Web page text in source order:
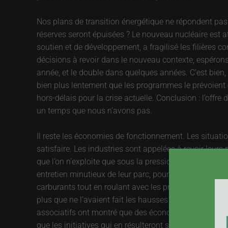
Nos plans de transition énergétique ne répondent
réserves seront épuisées ? Le nouveau nucléaire
soutien et de développement, a fragilisé les filières
décisions à revoir dans le nouveau contexte,
année, et le double dans quelques années. C’est
bien plus lentement que les programmes le
hors-délais pour la crise actuelle. Conclusion :
un temps que nous n’avons pas.
Il reste les économies de fonctionnement. Les
satisfaire. Les industries sont appelées à revoir
que l’on n’exploite que sous la pression des
entretien minutieux de leur parc, pourront découvrir
carburants tout en roulant avec les pneus sous-
plus que ne l’avaient fait les hausses plus modérées
associatifs ont montré que des économies
que les initiatives qui en résulteront seront efficaces